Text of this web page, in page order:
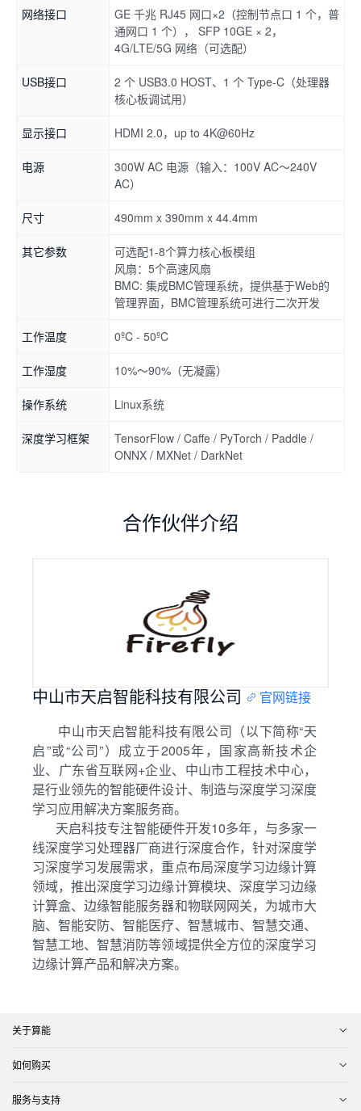
网络接口
GE 千兆 RJ45 网口×2（控制节点口 1 个，普
通网口 1 个）， SFP 10GE × 2，
4G/LTE/5G 网络（可选配）
USB接口
2 个 USB3.0 HOST、1 个 Type-C（处理器
核心板调试用）
显示接口 HDMI 2.0，up to 4K@60Hz
电源
300W AC 电源（输入：100V AC～240V
AC）
尺寸 490mm x 390mm x 44.4mm
其它参数
可选配1-8个算力核心板模组
风扇：5个高速风扇
BMC: 集成BMC管理系统，提供基于Web的
管理界面，BMC管理系统可进行二次开发
工作温度 0ºC - 50ºC
工作湿度 10%～90%（无凝露）
操作系统 Linux系统
深度学习框架
TensorFlow / Caffe / PyTorch / Paddle /
ONNX / MXNet / DarkNet
合作伙伴介绍
中山市天启智能科技有限公司
官网链接
中山市天启智能科技有限公司（以下简称“天
启”或“公司”）成立于2005年，国家高新技术企
业、广东省互联网+企业、中山市工程技术中心，
是行业领先的智能硬件设计、制造与深度学习深度
学习应用解决方案服务商。
天启科技专注智能硬件开发10多年，与多家一
线深度学习处理器厂商进行深度合作，针对深度学
习深度学习发展需求，重点布局深度学习边缘计算
领域，推出深度学习边缘计算模块、深度学习边缘
计算盒、边缘智能服务器和物联网网关，为城市大
脑、智能安防、智能医疗、智慧城市、智慧交通、
智慧工地、智慧消防等领域提供全方位的深度学习
边缘计算产品和解决方案。
关于算能
如何购买
服务与支持